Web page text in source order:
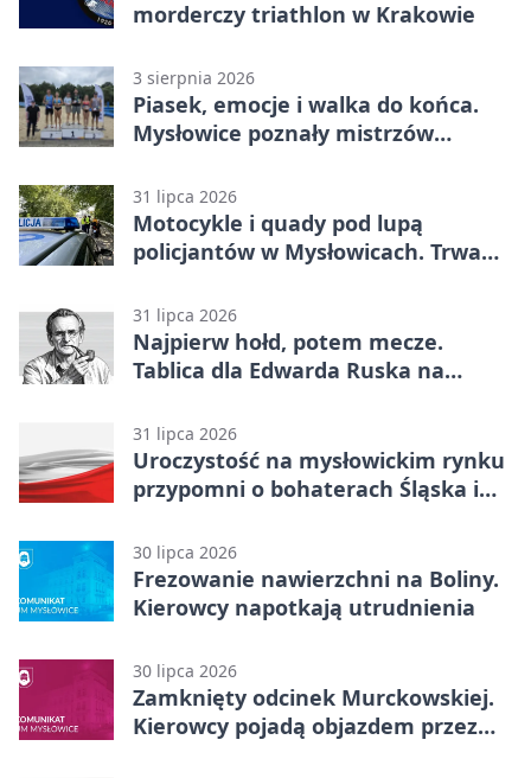
morderczy triathlon w Krakowie
3 sierpnia 2026
Piasek, emocje i walka do końca.
Mysłowice poznały mistrzów
31 lipca 2026
Motocykle i quady pod lupą
policjantów w Mysłowicach. Trwa
31 lipca 2026
Najpierw hołd, potem mecze.
Tablica dla Edwarda Ruska na
31 lipca 2026
Uroczystość na mysłowickim rynku
przypomni o bohaterach Śląska i
30 lipca 2026
Frezowanie nawierzchni na Boliny.
Kierowcy napotkają utrudnienia
30 lipca 2026
Zamknięty odcinek Murckowskiej.
Kierowcy pojadą objazdem przez